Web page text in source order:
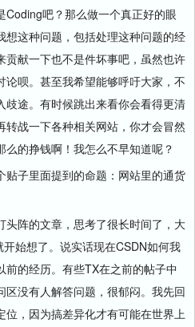
吧？那么做一个真正好的眼
想这种问题，包括处理这种问题的经
贡献一下也不是件坏事吧，虽然也许
呗。甚至我希望能够呼吁大家，不
歧途。有时候跳出来看你会看得更清
战一下各种相关网站，你才会冒然
的挣钱啊！我怎么不早知道呢？
子里面提到的命题：网站里的通货
阵的文章，思考了很长时间了，大
始想了。说实话现在CSDN如何我
的经历。有些TX在之前的帖子中
没有人解答问题，很郁闷。我先回
位，因为搞差异化才有可能在世界上